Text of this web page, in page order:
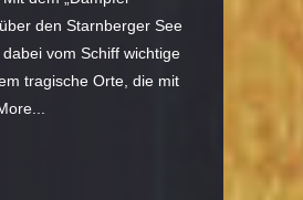
den Starnberger See
vom Schiff wichtige
tragische Orte, die mit